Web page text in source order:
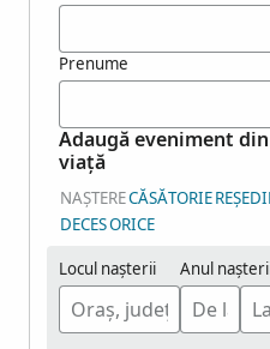
Prenume
Adaugă eveniment din
viață
NAȘTERECĂSĂTORIE
DECESORICE
Locul nașterii Anul